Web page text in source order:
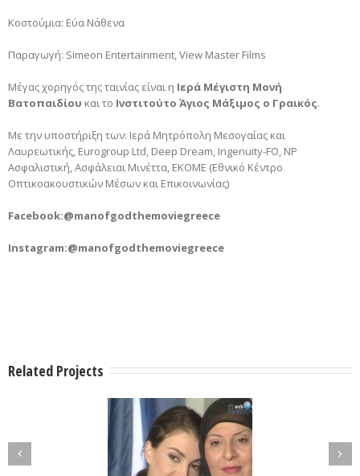
Κοστούμια: Εύα Νάθενα
Παραγωγή: Simeon Entertainment, View Master Films
Mέγας χορηγός της ταινίας είναι η Ιερά Μέγιστη Μονή
Βατοπαιδίου και το Ινστιτούτο Άγιος Μάξιμος ο Γραικός.
Mε την υποστήριξη των: Ιερά Μητρόπολη Μεσογαίας και
Λαυρεωτικής, Eurogroup Ltd, Deep Dream, Ingenuity-FO, NP
Ασφαλιστική, Ασφάλειαι Μινέττα, ΕΚΟΜΕ (Εθνικό Κέντρο
Οπτικοακουστικών Μέσων και Επικοινωνίας)
Facebook:@manofgodthemoviegreece
Instagram:@manofgodthemoviegreece
Related Projects